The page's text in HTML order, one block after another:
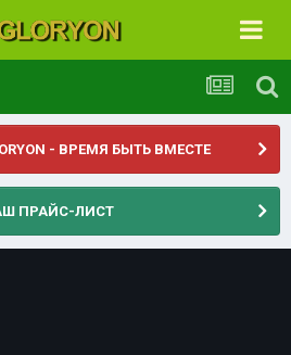
- ВРЕМЯ БЫТЬ ВМЕСТЕ
ПРАЙС-ЛИСТ